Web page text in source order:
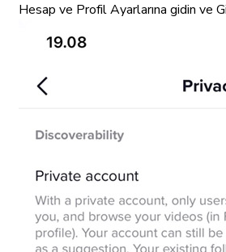
Hesap ve Profil Ayarlarına gidin ve